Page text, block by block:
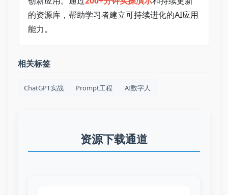
的资源库，帮助学习者建立可持续进化的AI应用
能力。
相关标签
ChatGPT实战 Prompt工程 AI数字人
资源下载通道